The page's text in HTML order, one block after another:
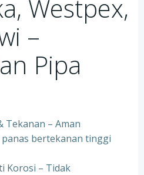
Westpex,
–
Pipa
Tekanan – Aman
bertekanan tinggi
Korosi – Tidak